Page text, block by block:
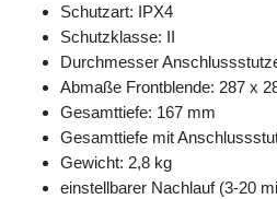
Schutzart: IPX4
Schutzklasse: II
Durchmesser
Abmaße Frontblende: 287 x
Gesamttiefe: 167 mm
Gesamttiefe mit
Gewicht: 2,8 kg
einstellbarer Nachlauf (3-20